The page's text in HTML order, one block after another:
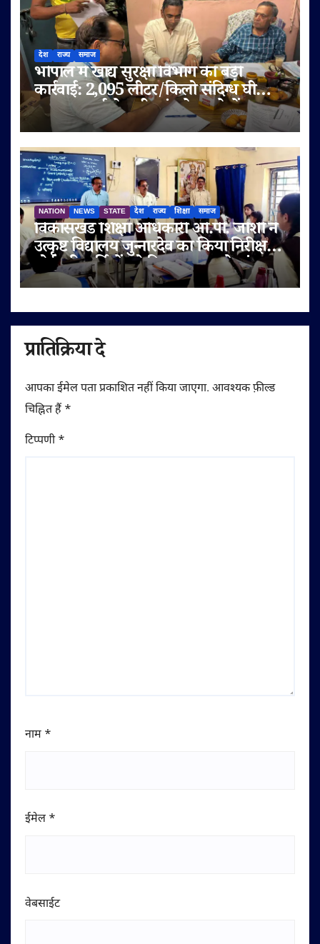
देश राज्य समाज
भोपाल में खाद्य सुरक्षा विभाग की बड़ी
कार्रवाई: 2,095 लीटर/किलो संदिग्ध घी
जब्त, सप्लाई चेन भी जांच के दायरे में
NATION NEWS STATE देश राज्य शिक्षा समाज
विकासखंड शिक्षा अधिकारी ओ.पी. जोशी ने
उत्कृष्ट विद्यालय जुन्नारदेव का किया निरीक्षण,
बोर्ड परीक्षार्थियों को दिए सफलता के मंत्र
प्रातिक्रिया दे
आपका ईमेल पता प्रकाशित नहीं किया जाएगा. आवश्यक फ़ील्ड
चिह्नित हैं *
टिप्पणी*
नाम *
ईमेल *
वेबसाईट